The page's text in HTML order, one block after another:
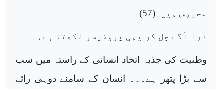
محبوس ہیں۔(57)
ذرا آگے چل کر یہی پروفیسر لکھتا ہےء۔
وطنیت کی جذبہ اتحاد انسانی کے راستہ میں سب
سے بڑا پتھر ہے۔۔۔ انسان کے سامنے دوہی رائے